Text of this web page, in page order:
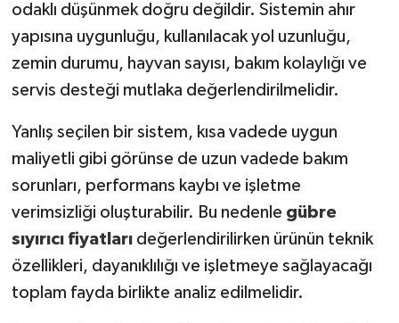
odaklı düşünmek doğru değildir. Sistemin ahır
yapısına uygunluğu, kullanılacak yol uzunluğu,
zemin durumu, hayvan sayısı, bakım kolaylığı ve
servis desteği mutlaka değerlendirilmelidir.
Yanlış seçilen bir sistem, kısa vadede uygun
maliyetli gibi görünse de uzun vadede bakım
sorunları, performans kaybı ve işletme
verimsizliği oluşturabilir. Bu nedenle gübre
sıyırıcı fiyatlarıdeğerlendirilirken ürünün teknik
özellikleri, dayanıklılığı ve işletmeye sağlayacağı
toplam fayda birlikte analiz edilmelidir.